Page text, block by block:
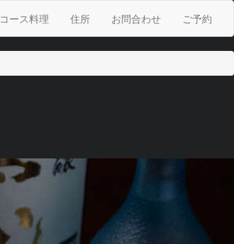
コース料理 住所 お問合わせ ご予約